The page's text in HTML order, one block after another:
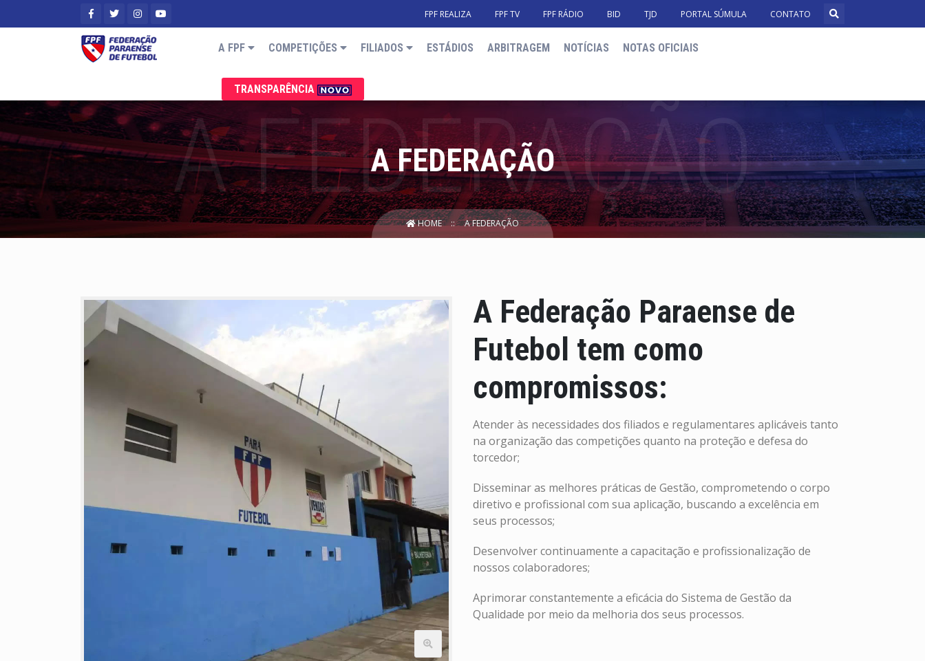
FPF REALIZA FPF TV FPF RÁDIO BID TJD PORTAL SÚMULA CONTATO
A FPF COMPETIÇÕES FILIADOS ESTÁDIOS ARBITRAGEM NOTÍCIAS NOTAS OFICIAIS
TRANSPARÊNCIA
A FEDERAÇÃO
HOME A FEDERAÇÃO
A Federação Paraense de
Futebol tem como
compromissos:
Atender às necessidades dos filiados e regulamentares aplicáveis tanto
na organização das competições quanto na proteção e defesa do
torcedor;
Disseminar as melhores práticas de Gestão, comprometendo o corpo
diretivo e profissional com sua aplicação, buscando a excelência em
seus processos;
Desenvolver continuamente a capacitação e profissionalização de
nossos colaboradores;
Aprimorar constantemente a eficácia do Sistema de Gestão da
Qualidade por meio da melhoria dos seus processos.